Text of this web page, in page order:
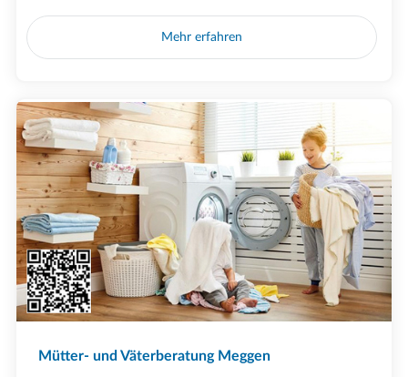
Mehr erfahren
Mütter- und Väterberatung Meggen